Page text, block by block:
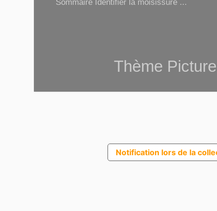
Sommaire Identifier la moisissure ...
Thème
Notification lors de la